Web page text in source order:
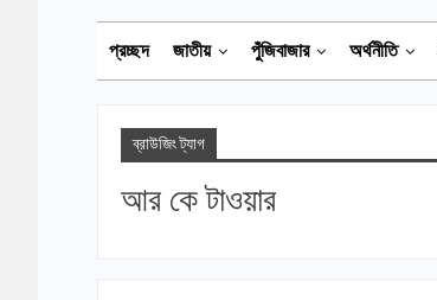
প্রচ্ছদ জাতীয় পুঁজিবাজার অর্থনীতি
ব্রাউজিং ট্যাগ
আর কে টাওয়ার